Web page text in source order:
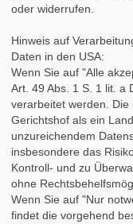
oder widerrufen.
Hinweis auf
Daten in den USA:
Wenn Sie auf "Alle
Art. 49 Abs. 1 S. 1 lit. a
verarbeitet werden. Die
Gerichtshof als ein
unzureichendem
insbesondere das
Kontroll- und zu
ohne
Wenn Sie auf "Nur
findet die vorgehend